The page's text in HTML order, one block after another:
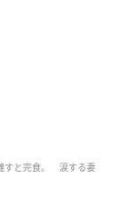
すと完食。 涙する妻